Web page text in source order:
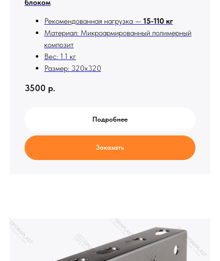
блоком
Рекомендованная нагрузка — 15-110 кг
Материал: Микроармированный полимерный
композит
Вес: 1.1 кг
Размер: 320х320
3500 р.
Подробнее
Заказать